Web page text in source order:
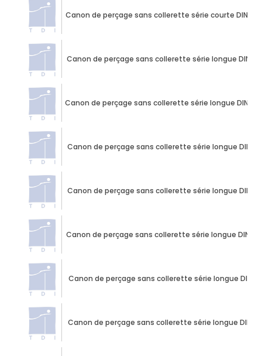
Canon de perçage sans collerette série courte DIN
Canon de perçage sans collerette série longue DIN
Canon de perçage sans collerette série longue DIN
Canon de perçage sans collerette série longue DIN
Canon de perçage sans collerette série longue DIN
Canon de perçage sans collerette série longue DIN
Canon de perçage sans collerette série longue DIN
Canon de perçage sans collerette série longue DIN